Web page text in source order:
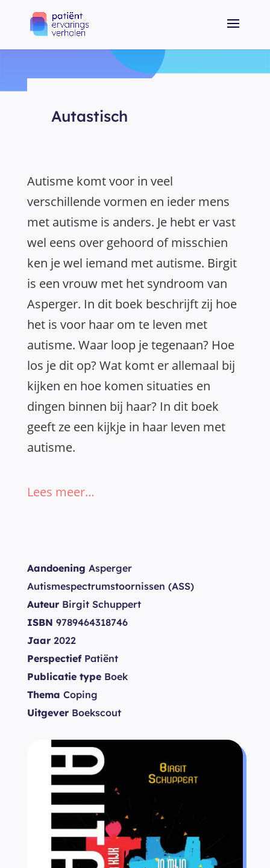
Autastisch
Autisme komt voor in veel
verschillende vormen en ieder mens
met autisme is anders. Je hebt er vast
wel eens over gehoord of misschien
ken je wel iemand met autisme. Birgit
is een vrouw met het syndroom van
Asperger. In dit boek beschrijft zij hoe
het is voor haar om te leven met
autisme. Waar loop je tegenaan? Hoe
los je dit op? Wat komt er allemaal bij
kijken en hoe komen situaties en
dingen binnen bij haar? In dit boek
geeft ze een kijkje in haar leven met
autisme.
Lees meer…
Aandoening Asperger
Autismespectrumstoornissen (ASS)
Auteur Birgit Schuppert
ISBN 9789464318746
Jaar 2022
PerspectiefPatiënt
Publicatie type Boek
Thema Coping
Uitgever Boekscout